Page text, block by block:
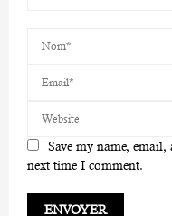
Save my name,
next time I comment.